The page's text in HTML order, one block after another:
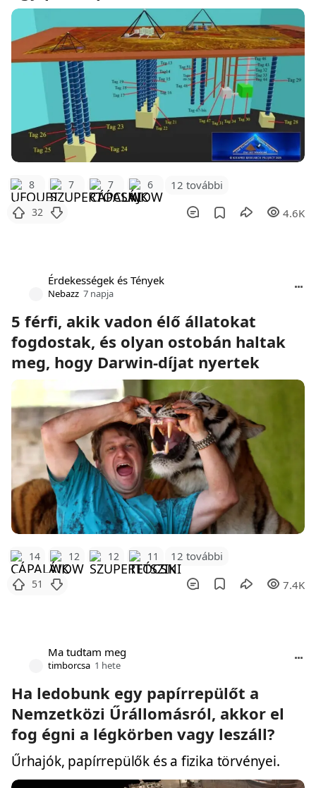
8 7 7 6 12 további
32 4.6K
Érdekességek és Tények
Nebazz 7 napja
5 férfi, akik vadon élő állatokat
fogdostak, és olyan ostobán haltak
meg, hogy Darwin-díjat nyertek
14 12 12 11 12 további
51 7.4K
Ma tudtam meg
timborcsa 1 hete
Ha ledobunk egy papírrepülőt a
Nemzetközi Űrállomásról, akkor el
fog égni a légkörben vagy leszáll?
Űrhajók, papírrepülők és a fizika törvényei.